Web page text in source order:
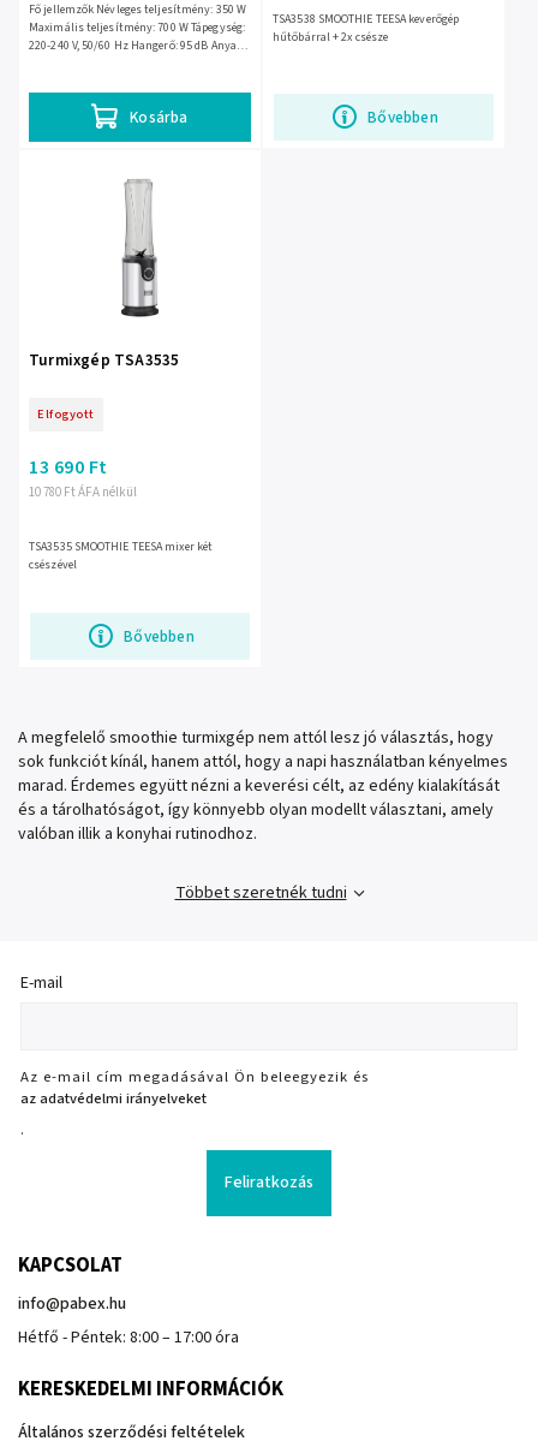
Kosárba
Fő jellemzők Névleges teljesítmény: 350 W
Maximális teljesítmény: 700 W Tápegység:
220-240 V, 50/60 Hz Hangerő: 95 dB Anyag:
Bővebben
TSA3538 SMOOTHIE TEESA keverőgép
hűtőbárral + 2x csésze
Turmixgép TSA3535
Elfogyott
10 780 Ft ÁFA nélkül
13 690 Ft
Bővebben
TSA3535 SMOOTHIE TEESA mixer két
csészével
A megfelelő smoothie turmixgép nem attól lesz jó választás, hogy
sok funkciót kínál, hanem attól, hogy a napi használatban kényelmes
marad. Érdemes együtt nézni a keverési célt, az edény kialakítását
és a tárolhatóságot, így könnyebb olyan modellt választani, amely
valóban illik a konyhai rutinodhoz.
Többet szeretnék tudni
E-mail
Az e-mail cím megadásával Ön beleegyezik és
az adatvédelmi irányelveket
.
Feliratkozás
KAPCSOLAT
info@pabex.hu
Hétfő - Péntek: 8:00 – 17:00 óra
KERESKEDELMI INFORMÁCIÓK
Általános szerződési feltételek